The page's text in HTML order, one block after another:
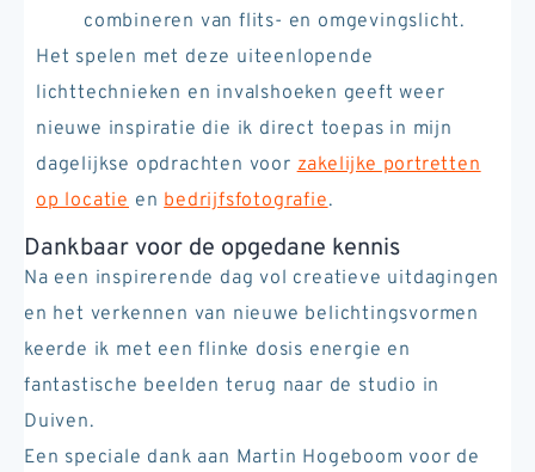
combineren van flits- en omgevingslicht.
Het spelen met deze uiteenlopende
lichttechnieken en invalshoeken geeft weer
nieuwe inspiratie die ik direct toepas in mijn
dagelijkse opdrachten voorzakelijke portretten
op locatie enbedrijfsfotografie.
Dankbaar voor de opgedane kennis
Na een inspirerende dag vol creatieve uitdagingen
en het verkennen van nieuwe belichtingsvormen
keerde ik met een flinke dosis energie en
fantastische beelden terug naar de studio in
Duiven.
Een speciale dank aan Martin Hogeboom voor de